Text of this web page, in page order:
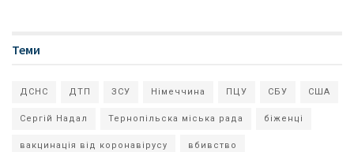
Теми
ДСНС ДТП ЗСУ Німеччина ПЦУ СБУ США
Сергій Надал Тернопільска міська рада біженці
вакцинація від коронавірусу вбивство